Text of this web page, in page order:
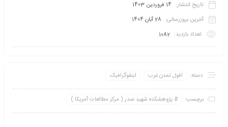
تاریخ انتشار: 14 فروردین 1403
آخرین بروزرسانی: 28 آبان 1404
تعداد بازدید: 1082
دسته: افول تمدن غرب اینفو‌گرافیک
برچسب: پژوهشکده شهید صدر ( مرکز مطالعات آمریکا )